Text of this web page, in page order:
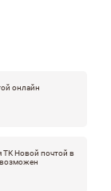
онлайн
ТК Новой почтой в